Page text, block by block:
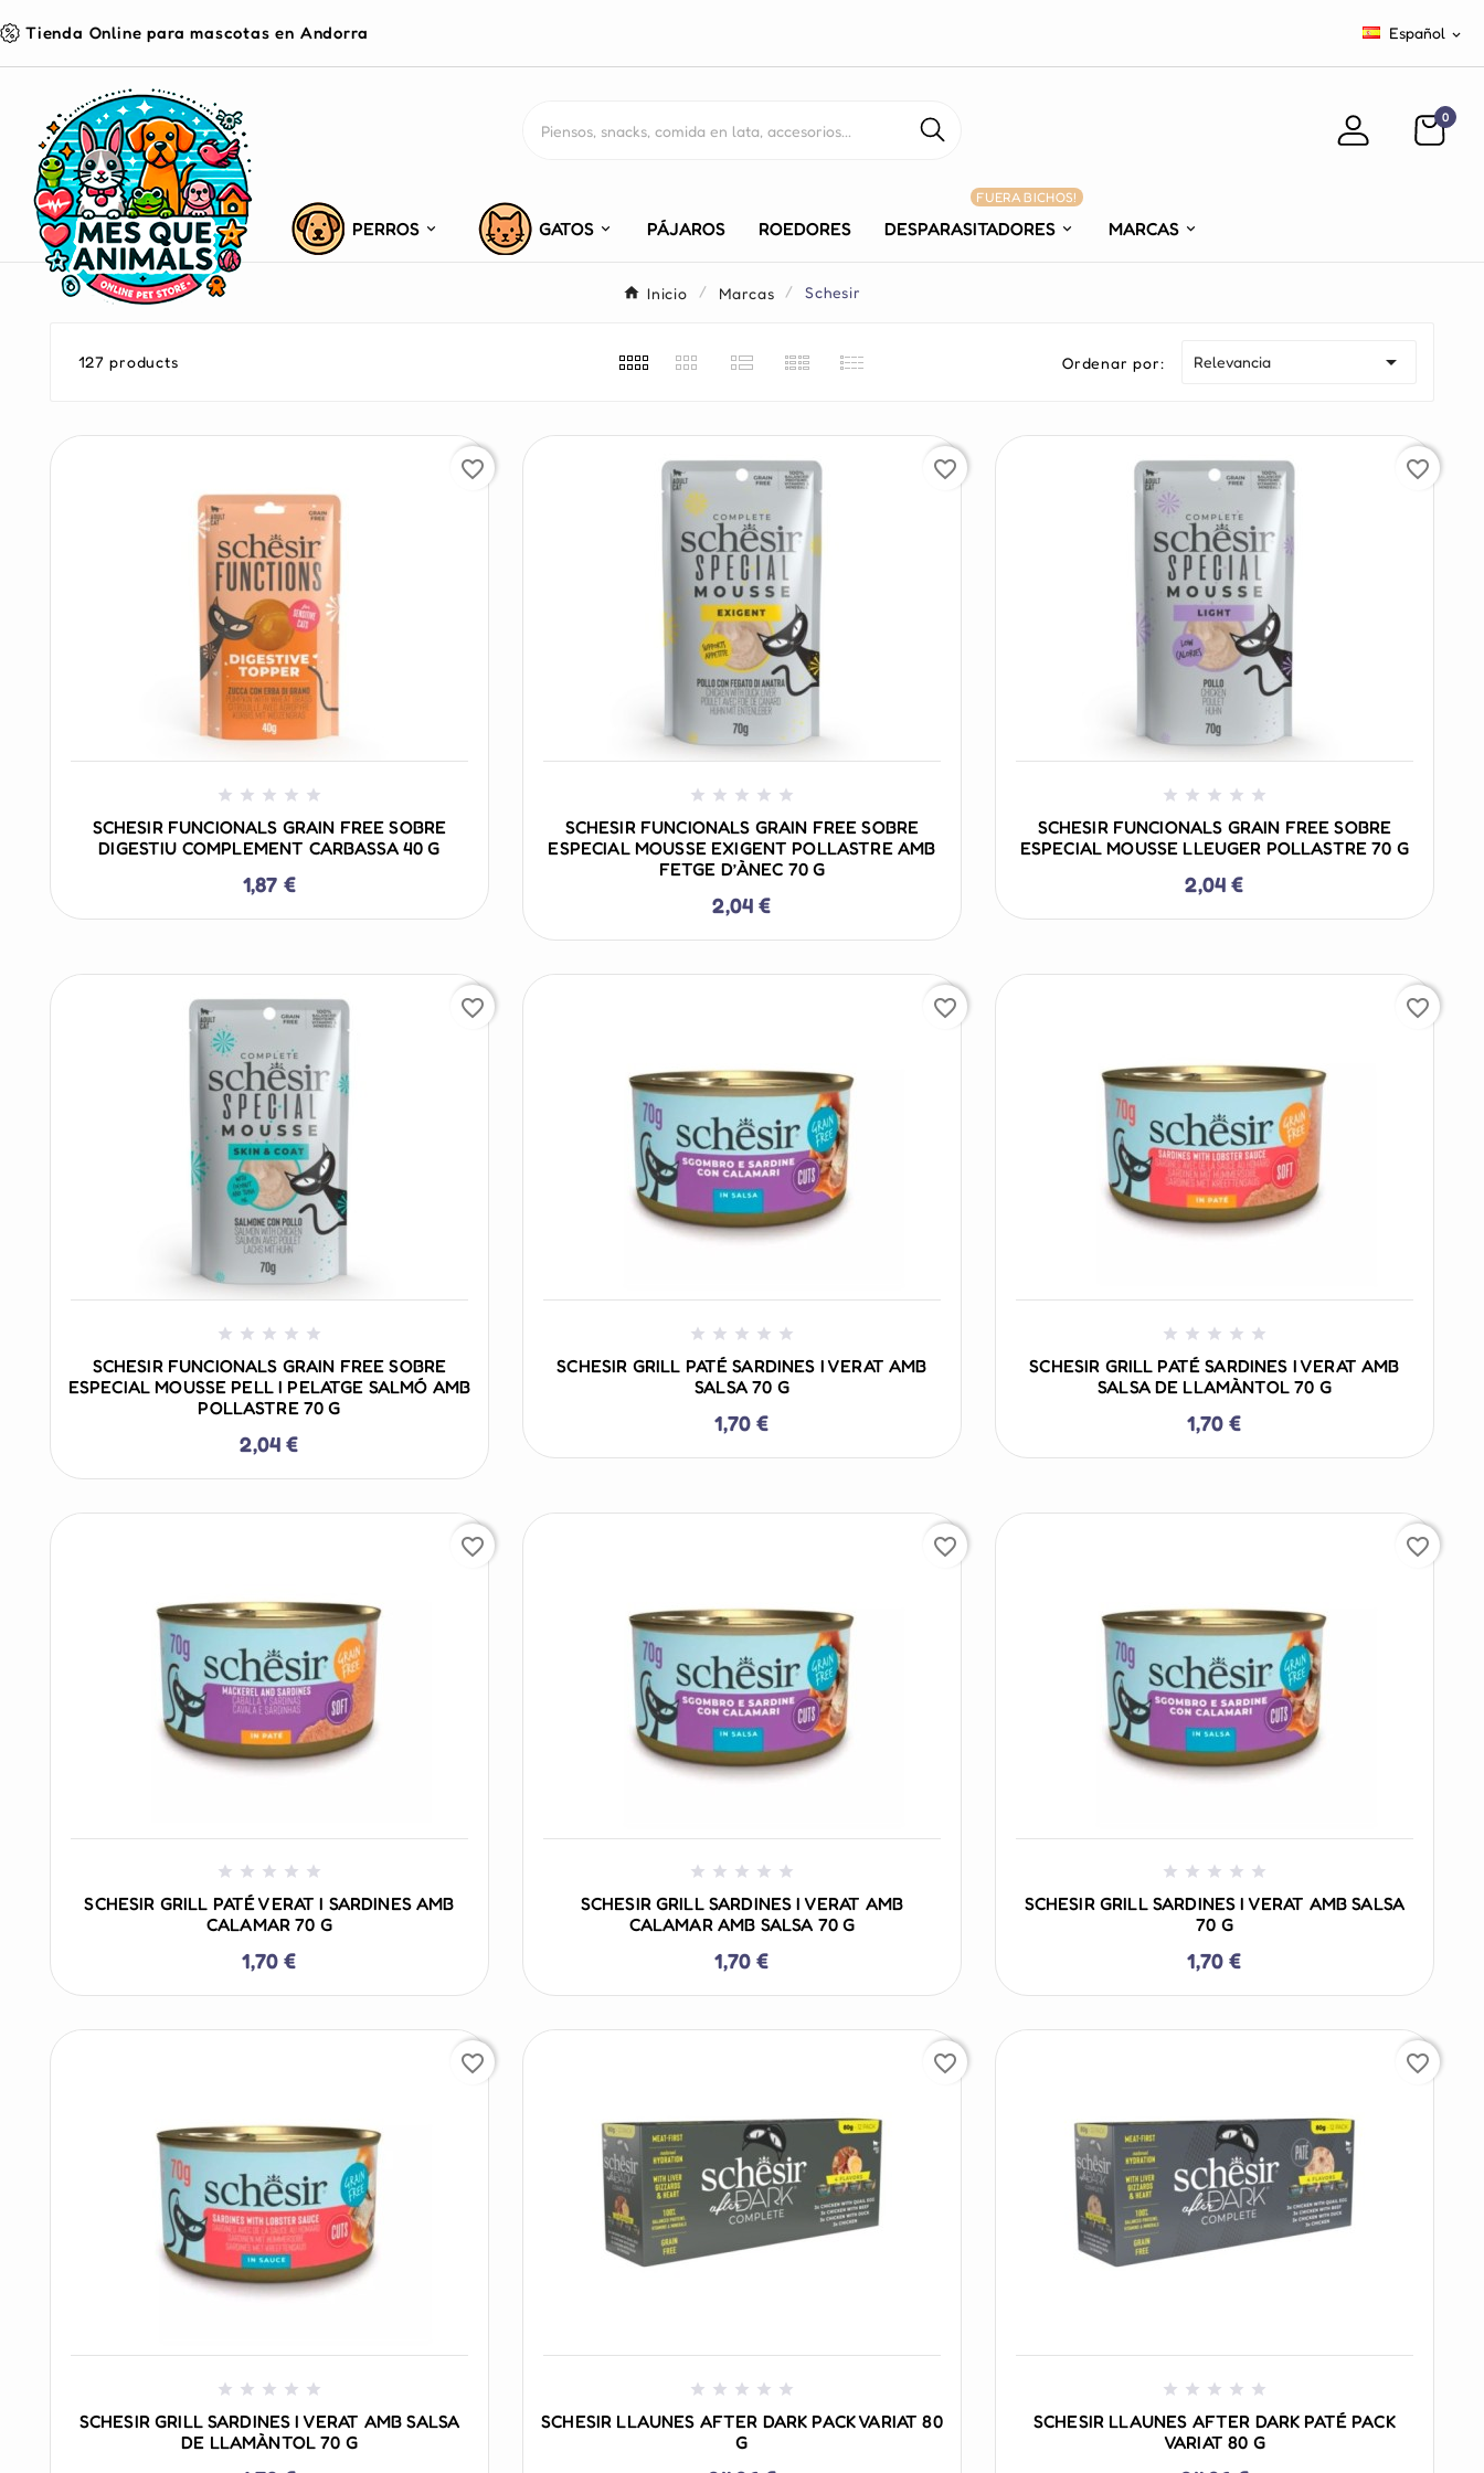
Tienda Online para mascotas en Andorra Español 
0
PERROS GATOS PÁJAROS ROEDORES DESPARASITADORES
FUERA BICHOS!
MARCAS
Inicio Marcas Schesir
127 products Ordenar por: Relevancia 
+ AÑADIR AL CARRITO
    
SCHESIR FUNCIONALS GRAIN FREE SOBRE
DIGESTIU COMPLEMENT CARBASSA 40 G
1,87 €
favorite_border
+ AÑADIR AL CARRITO
    
SCHESIR FUNCIONALS GRAIN FREE SOBRE
ESPECIAL MOUSSE EXIGENT POLLASTRE AMB
FETGE D’ÀNEC 70 G
2,04 €
favorite_border
+ AÑADIR AL CARRITO
    
SCHESIR FUNCIONALS GRAIN FREE SOBRE
ESPECIAL MOUSSE LLEUGER POLLASTRE 70 G
2,04 €
favorite_border
+ AÑADIR AL CARRITO
    
SCHESIR FUNCIONALS GRAIN FREE SOBRE
ESPECIAL MOUSSE PELL I PELATGE SALMÓ AMB
POLLASTRE 70 G
2,04 €
favorite_border
    
SCHESIR GRILL PATÉ SARDINES I VERAT AMB
SALSA 70 G
1,70 €
favorite_border
    
SCHESIR GRILL PATÉ SARDINES I VERAT AMB
SALSA DE LLAMÀNTOL 70 G
1,70 €
favorite_border
    
SCHESIR GRILL PATÉ VERAT I SARDINES AMB
CALAMAR 70 G
1,70 €
favorite_border
    
SCHESIR GRILL SARDINES I VERAT AMB
CALAMAR AMB SALSA 70 G
1,70 €
favorite_border
    
SCHESIR GRILL SARDINES I VERAT AMB SALSA
70 G
1,70 €
favorite_border
    
SCHESIR GRILL SARDINES I VERAT AMB SALSA
DE LLAMÀNTOL 70 G
favorite_border
    
SCHESIR LLAUNES AFTER DARK PACK VARIAT 80
G
favorite_border
    
SCHESIR LLAUNES AFTER DARK PATÉ PACK
VARIAT 80 G
favorite_border